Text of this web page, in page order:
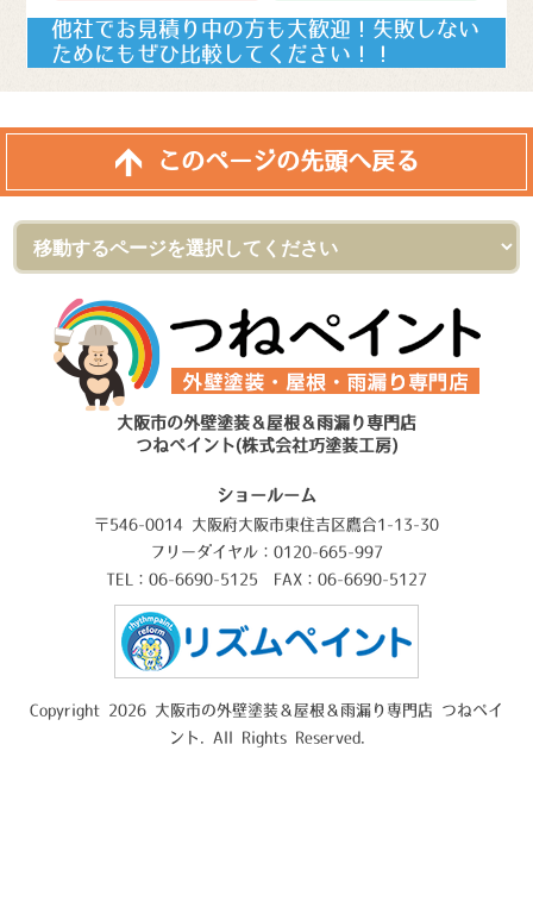
他社でお見積り中の方も大歓迎！失敗しない
ためにもぜひ比較してください！！
このページの先頭へ戻る
大阪市の外壁塗装＆屋根＆雨漏り専門店
つねペイント(株式会社巧塗装工房)
ショールーム
〒546-0014 大阪府大阪市東住吉区鷹合1-13-30
フリーダイヤル：0120-665-997
TEL：06-6690-5125 FAX：06-6690-5127
Copyright 2026 大阪市の外壁塗装＆屋根＆雨漏り専門店 つねペイ
ント. All Rights Reserved.